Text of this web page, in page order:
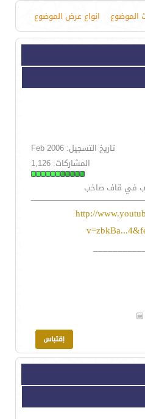
الموضوع انواع عرض الموضوع
تاريخ التسجيل: Feb 2006
المشاركات: 1,126
في قاف صاخب
http://